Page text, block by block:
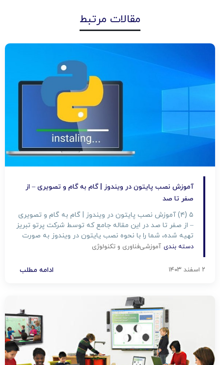
مقالات مرتبط
آموزش نصب پایتون در ویندوز | گام به گام و تصویری – از
صفر تا صد
۵ (۴) آموزش نصب پایتون در ویندوز | گام به گام و تصویری
– از صفر تا صد در این مقاله جامع که توسط شرکت پرتو تبریز
تهیه شده، شما را با نحوه نصب پایتون در ویندوز به صورت
گام به گام و تصویری آشنا خواهیم کرد. از مفاهیم ابتدایی و
دسته بندی آموزشیفناوری و تکنولوژی
۲ اسفند ۱۴۰۳ ادامه مطلب